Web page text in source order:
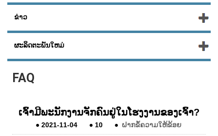
ຂ່າວ
ຜະລິດຕະພັນໃຫມ່
FAQ
ເຈົ້າມີພະນັກງານຈັກຄົນຢູ່ໃນໂຮງງານຂອງເຈົ້າ?
● 2021-11-04 ● 10 ● ຝາກຂໍ້ຄວາມໃຫ້ຂ້ອຍ